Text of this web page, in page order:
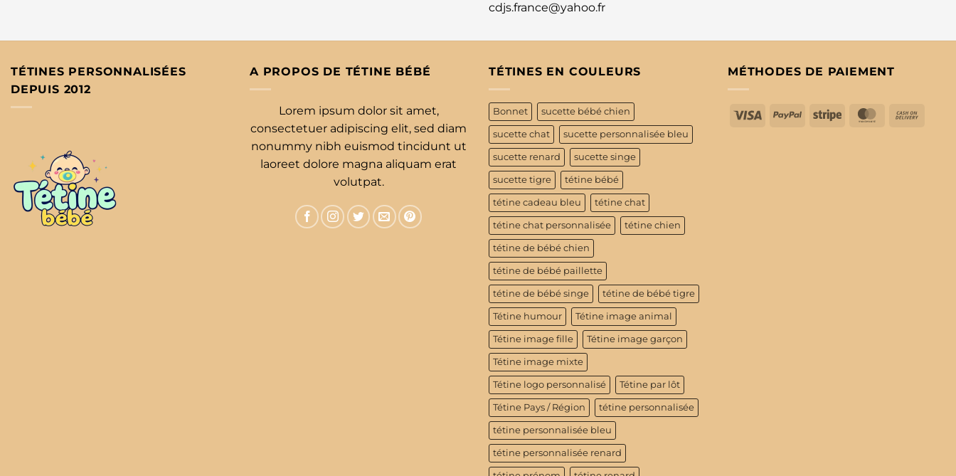
cdjs.france@yahoo.fr
TÉTINES PERSONNALISÉES
DEPUIS 2012
A PROPOS DE TÉTINE BÉBÉ
Lorem ipsum dolor sit amet,
consectetuer adipiscing elit, sed diam
nonummy nibh euismod tincidunt ut
laoreet dolore magna aliquam erat
volutpat.
TÉTINES EN COULEURS
Bonnet sucette bébé chien
sucette chat sucette personnalisée bleu
sucette renard sucette singe
sucette tigre tétine bébé
tétine cadeau bleu tétine chat
tétine chat personnalisée tétine chien
tétine de bébé chien
tétine de bébé paillette
tétine de bébé singe tétine de bébé tigre
Tétine humour Tétine image animal
Tétine image fille Tétine image garçon
Tétine image mixte
Tétine logo personnalisé Tétine par lôt
Tétine Pays / Région tétine personnalisée
tétine personnalisée bleu
tétine personnalisée renard
MÉTHODES DE PAIEMENT
Visa PayPalStripe MasterCard